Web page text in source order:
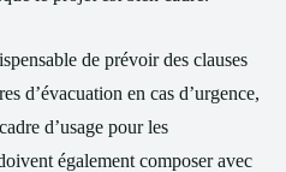
de prévoir des clauses
d’évacuation en cas d’urgence,
d’usage pour les
également composer avec